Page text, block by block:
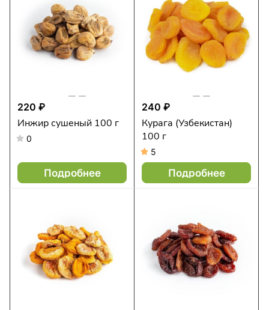
220 ₽
Инжир сушеный 100 г
0
Подробнее
240 ₽
Курага (Узбекистан)
100 г
5
Подробнее